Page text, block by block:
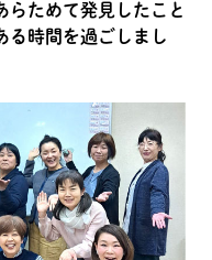
らためて発見したこと
る時間を過ごしまし